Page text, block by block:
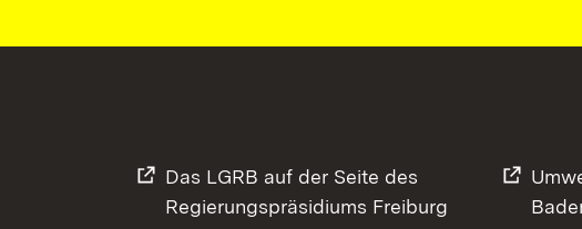
Das LGRB auf der Seite des
Regierungspräsidiums Freiburg